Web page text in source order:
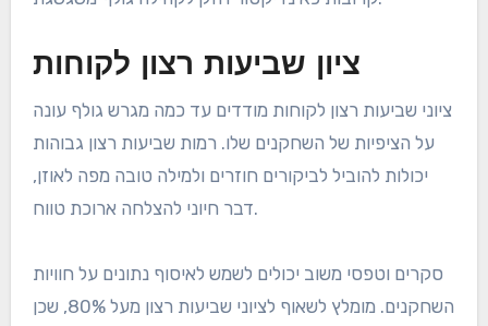
ציון שביעות רצון לקוחות
ציוני שביעות רצון לקוחות מודדים עד כמה מגרש גולף עונה
על הציפיות של השחקנים שלו. רמות שביעות רצון גבוהות
יכולות להוביל לביקורים חוזרים ולמילה טובה מפה לאוזן,
דבר חיוני להצלחה ארוכת טווח.
סקרים וטפסי משוב יכולים לשמש לאיסוף נתונים על חוויות
השחקנים. מומלץ לשאוף לציוני שביעות רצון מעל 80%, שכן